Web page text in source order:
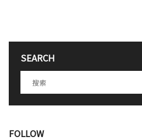
SEARCH
FOLLOW